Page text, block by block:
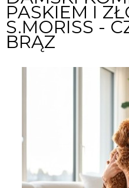
PASKIEM I
S.MORISS -
BRĄZ